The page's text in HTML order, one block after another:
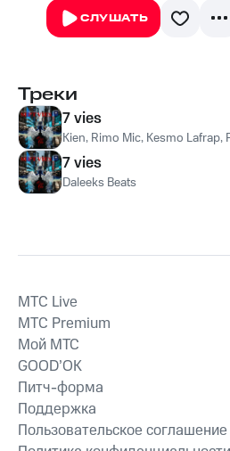
СЛУШАТЬ
Треки
7 vies
Kien, Rimo Mic, Kesmo
7 vies
Daleeks Beats
MTС Live
MTС Premium
Мой МТС
GOOD’OK
Питч-форма
Поддержка
Пользовательское соглашение